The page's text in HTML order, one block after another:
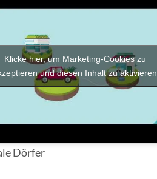
Klicke hier, um Marketing-Cookies zu
und diesen Inhalt zu aktivieren
Dörfer